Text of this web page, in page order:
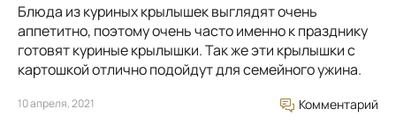
Блюда из куриных крылышек выглядят очень
аппетитно, поэтому очень часто именно к празднику
готовят куриные крылышки. Так же эти крылышки с
картошкой отлично подойдут для семейного ужина.
10 апреля, 2021 Комментарий